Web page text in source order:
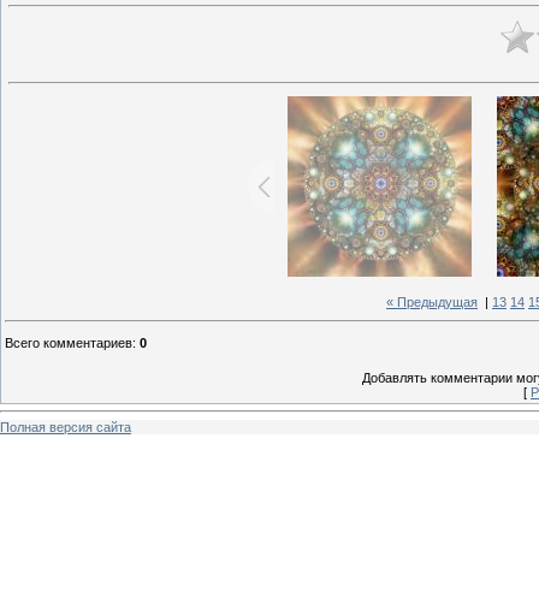
« Предыдущая 13 14
Всего комментариев: 0
Добавлять комментарии
[
Полная версия сайта